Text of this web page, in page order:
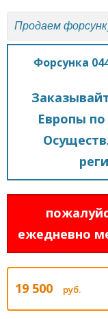
Продаем
Форсунка
Европы
ежедневно
19 500 руб.